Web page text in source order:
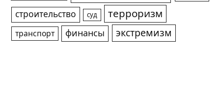
строительство суд терроризм
транспорт финансы экстремизм